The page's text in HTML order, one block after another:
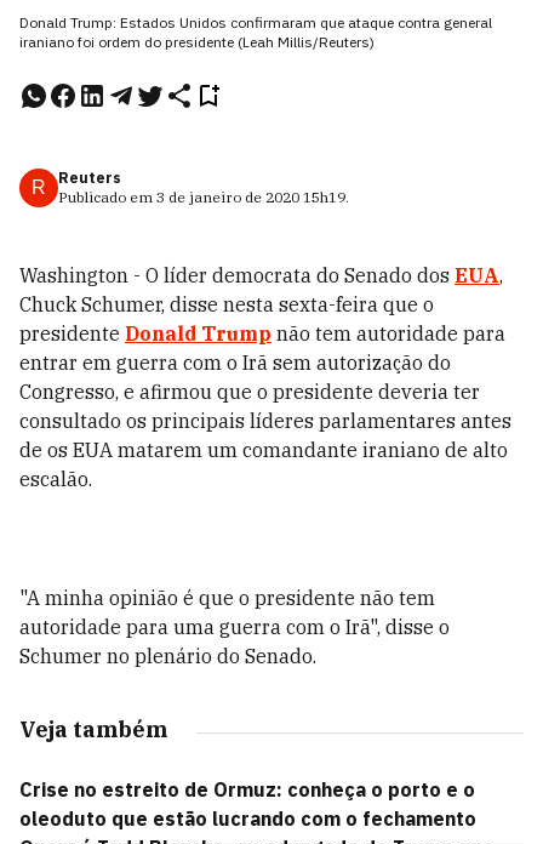
Donald Trump: Estados Unidos confirmaram que ataque contra general
iraniano foi ordem do presidente (Leah Millis/Reuters)
R
Reuters
Publicado em 3 de janeiro de 2020 15h19.
Washington - O líder democrata do Senado dos EUA,
Chuck Schumer, disse nesta sexta-feira que o
presidente Donald Trump não tem autoridade para
entrar em guerra com o Irã sem autorização do
Congresso, e afirmou que o presidente deveria ter
consultado os principais líderes parlamentares antes
de os EUA matarem um comandante iraniano de alto
escalão.
"A minha opinião é que o presidente não tem
autoridade para uma guerra com o Irã", disse o
Schumer no plenário do Senado.
Veja também
Crise no estreito de Ormuz: conheça o porto e o
oleoduto que estão lucrando com o fechamento